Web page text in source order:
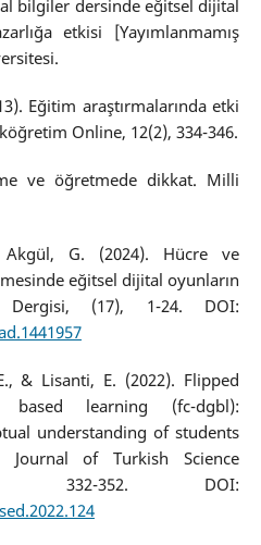
bilgiler dersinde eğitsel dijital
etkisi [Yayımlanmamış
Eğitim araştırmalarında etki
Online, 12(2), 334-346.
ve öğretmede dikkat. Milli
G. (2024). Hücre ve
eğitsel dijital oyunların
(17), 1-24. DOI:
& Lisanti, E. (2022). Flipped
based learning (fc-dgbl):
understanding of students
of Turkish Science
332-352. DOI: